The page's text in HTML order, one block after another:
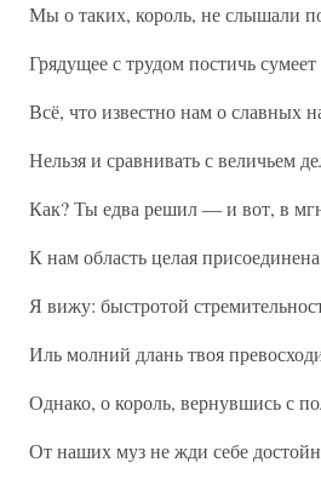
Мы о таких, король, не слышали
Грядущее с трудом постичь
Всё, что известно нам о славных
Нельзя и сравнивать с величьем
Как? Ты едва решил — и вот, в
К нам область целая
Я вижу: быстротой
Иль молний длань твоя
Однако, о король, вернувшись с
От наших муз не жди себе